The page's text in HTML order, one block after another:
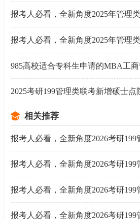
2025考研199管理类联考新增硕士点
相关推荐